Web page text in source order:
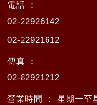
電話 ：
02-22926142
02-22921612
傳真 ：
02-82921212
營業時間 ： 星期一至